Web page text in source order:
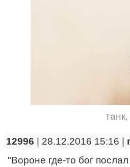
танк,
12996 | 28.12.2016 15:16 |
"Вороне где-то бог